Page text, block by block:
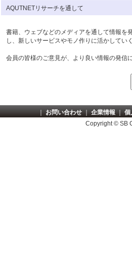
AQUTNETリサーチを通して
書籍、ウェブなどのメディアを通して情報を
し、新しいサービスやモノ作りに活かしてい
会員の皆様のご意見が、より良い情報の発信
｜お問い合わせ｜企業情報｜個
Copyright © SB